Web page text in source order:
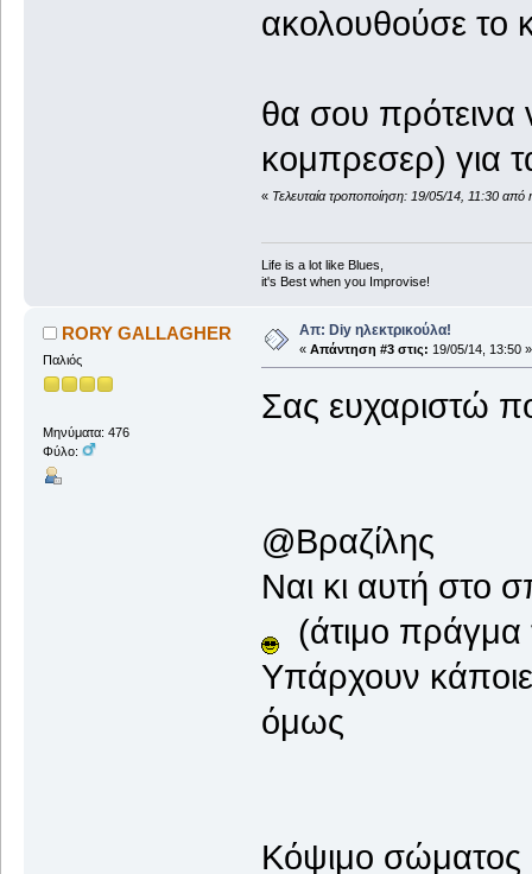
ακολουθούσε το
θα σου πρότεινα
κομπρεσερ) για
« Τελευταία τροποποίηση: 19/05/14, 11:30 από
Life is a lot like Blues,
it's Best when you Improvise!
RORY GALLAGHER
Παλιός
Μηνύματα: 476
Φύλο:
Απ: Diy ηλεκτρικούλα!
« Απάντηση #3 στις: 19/05/14, 13:50 »
Σας ευχαριστώ
@Βραζίλης
Ναι κι αυτή στο
(άτιμο πράγμα
Υπάρχουν
όμως
Κόψιμο σώματος